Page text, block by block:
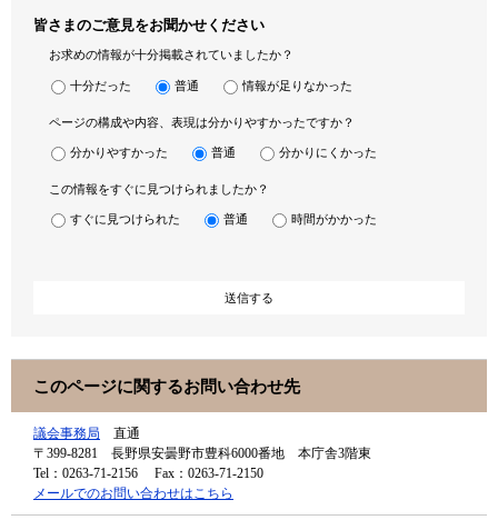
皆さまのご意見をお聞かせください
お求めの情報が十分掲載されていましたか？
十分だった 普通 情報が足りなかった
ページの構成や内容、表現は分かりやすかったですか？
分かりやすかった 普通 分かりにくかった
この情報をすぐに見つけられましたか？
すぐに見つけられた 普通 時間がかかった
このページに関するお問い合わせ先
議会事務局
直通
〒399-8281
長野県安曇野市豊科6000番地 本庁舎3階東
Tel：0263-71-2156
Fax：0263-71-2150
メールでのお問い合わせはこちら